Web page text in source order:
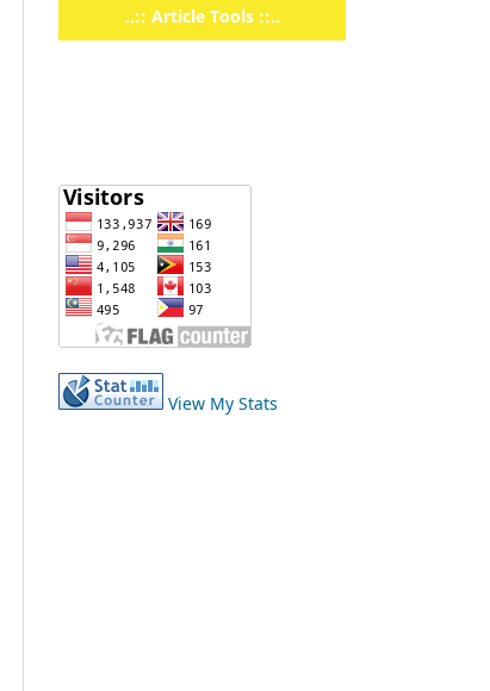
..:: Article Tools ::..
View My Stats